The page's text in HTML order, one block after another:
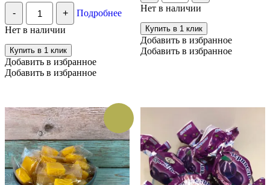
-
Количество
Конфеты
«Белёвская
птичка»
с
ароматом
ванили,
300г
+
Подробнее
Нет в наличии
Купить в 1 клик
Добавить в избранное
Добавить в избранное
Нет в наличии
Купить в 1 клик
Добавить в избранное
Добавить в избранное